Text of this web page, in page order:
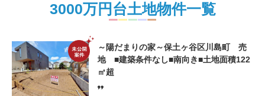
3000万円台土地物件一覧
～陽だまりの家～保土ヶ谷区川島町 売
地 ■建築条件なし■南向き■土地面積122
㎡超